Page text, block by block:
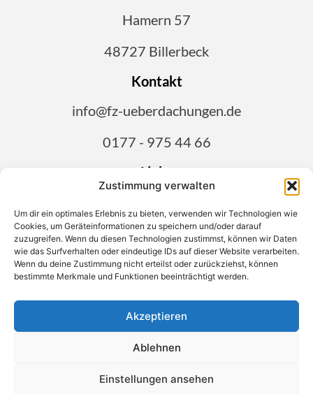
Zustimmung verwalten
Um dir ein optimales Erlebnis zu bieten, verwenden wir Technologien wie
Cookies, um Geräteinformationen zu speichern und/oder darauf
zuzugreifen. Wenn du diesen Technologien zustimmst, können wir Daten
wie das Surfverhalten oder eindeutige IDs auf dieser Website verarbeiten.
Wenn du deine Zustimmung nicht erteilst oder zurückziehst, können
bestimmte Merkmale und Funktionen beeinträchtigt werden.
Akzeptieren
Ablehnen
Einstellungen ansehen
Hamern 57
48727 Billerbeck
Kontakt
info@fz-ueberdachungen.de
0177 - 975 44 66
Links
AGB
Widerrufsbelehrung
vorbehalten.